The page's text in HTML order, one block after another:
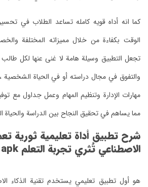
كما انه أداه قويه كامله تساعد الطلاب في تحسين
الوقت بكفاءة من خلال مميزاته المختلفة
تجعل التطبيق وسيلة هامة لا غنى عنها لكل
والتفوق في مجال دراسته أو في الحياة
مهارات الإدارة وتنظيم المهام وعمل جداول مع
مما يساهم في تحقيق النجاح بين الدراسة
شرح تطبيق أداة تعليمية ثورية
الاصطناعي تُثري تجربة التعلم apk للاندرويد
هو أول تطبيق تعليمي يستخدم تقنية الذكاء